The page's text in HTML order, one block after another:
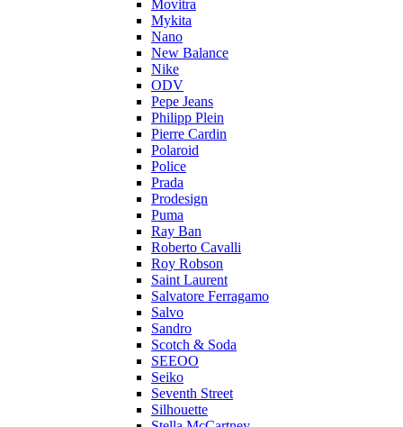
Movitra
Mykita
Nano
New Balance
Nike
ODV
Pepe Jeans
Philipp Plein
Pierre Cardin
Polaroid
Police
Prada
Prodesign
Puma
Ray Ban
Roberto Cavalli
Roy Robson
Saint Laurent
Salvatore Ferragamo
Salvo
Sandro
Scotch & Soda
SEEOO
Seiko
Seventh Street
Silhouette